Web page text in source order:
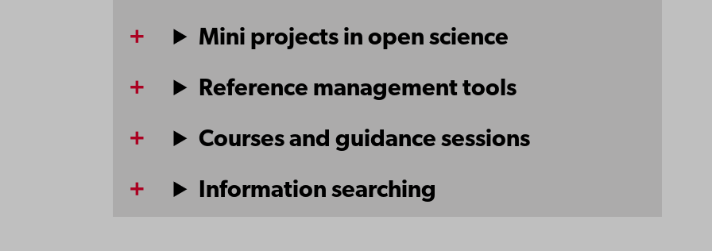
Mini projects in open science
Reference management tools
Courses and guidance sessions
Information searching